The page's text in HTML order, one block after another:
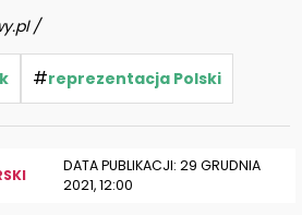
/
#reprezentacja Polski
DATA PUBLIKACJI: 29 GRUDNIA
2021, 12:00